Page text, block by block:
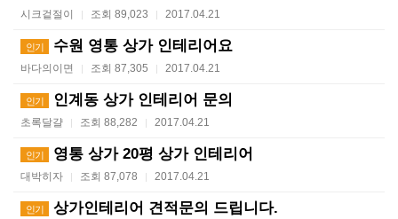
시크겉절이 | 조회 89,023 | 2017.04.21
인기 수원 영통 상가 인테리어요
바다의이면 | 조회 87,305 | 2017.04.21
인기 인계동 상가 인테리어 문의
초록달걀 | 조회 88,282 | 2017.04.21
인기 영통 상가 20평 상가 인테리어
대박히자 | 조회 87,078 | 2017.04.21
인기 상가인테리어 견적문의 드립니다.